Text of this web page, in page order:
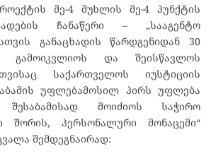
მე-4 მუხლის მე-4 პუნქტის
ჩანაწერი – „სააგენტო
განაცხადის წარდგენიდან 30
გამოიკვლიოს და შეისწავლოს
საქართველოს იუსტიციის
უფლებამოსილ პირს უფლება
მოიძიოს საჭირო
შორის, პერსონალური მონაცემი“
შემდეგნაირად: